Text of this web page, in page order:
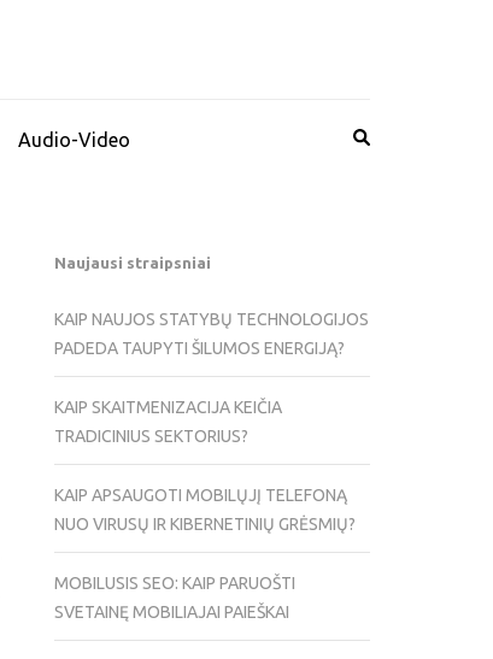
Audio-Video
Naujausi straipsniai
KAIP NAUJOS STATYBŲ TECHNOLOGIJOS
PADEDA TAUPYTI ŠILUMOS ENERGIJĄ?
KAIP SKAITMENIZACIJA KEIČIA
TRADICINIUS SEKTORIUS?
KAIP APSAUGOTI MOBILŲJĮ TELEFONĄ
NUO VIRUSŲ IR KIBERNETINIŲ GRĖSMIŲ?
MOBILUSIS SEO: KAIP PARUOŠTI
SVETAINĘ MOBILIAJAI PAIEŠKAI